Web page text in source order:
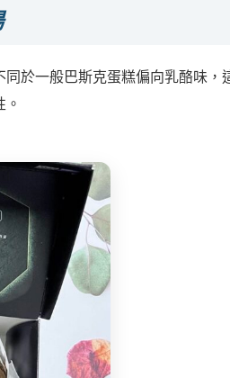
於一般巴斯克蛋糕偏向乳酪味，